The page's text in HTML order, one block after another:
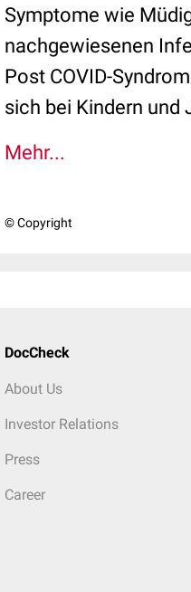
Symptome wie
nachgewiesenen
Post COVID-
sich bei Kindern und
Mehr...
© Copyright
DocCheck
About Us
Investor Relations
Press
Career